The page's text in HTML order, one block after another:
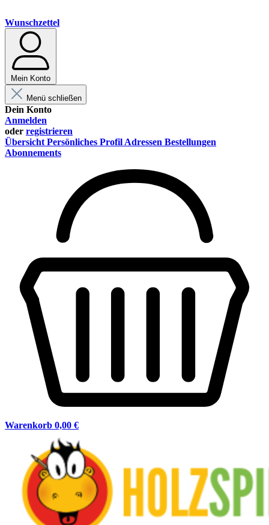
Wunschzettel
Mein Konto
Menü schließen
Dein Konto
Anmelden
oder registrieren
Übersicht Persönliches Profil Adressen Bestellungen
Abonnements
Warenkorb 0,00 €